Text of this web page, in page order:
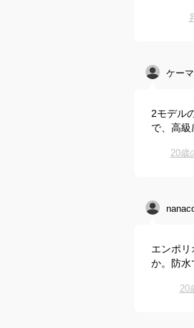
ケー
2モデル
で、高級
20歳
エンポ
か。防水
20